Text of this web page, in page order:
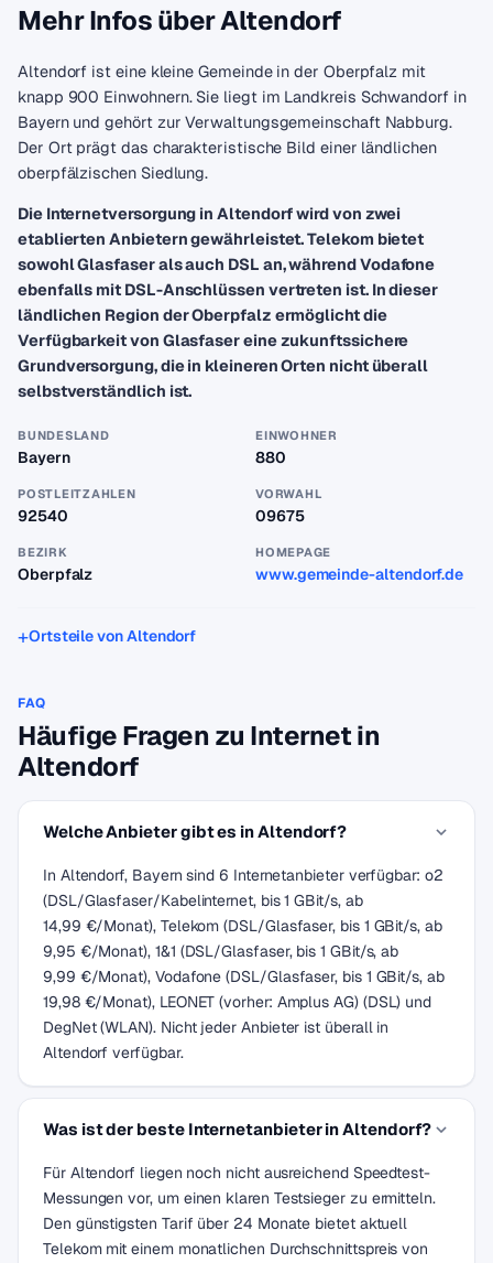
Mehr Infos über Altendorf
Altendorf ist eine kleine Gemeinde in der Oberpfalz mit
knapp 900 Einwohnern. Sie liegt im Landkreis Schwandorf in
Bayern und gehört zur Verwaltungsgemeinschaft Nabburg.
Der Ort prägt das charakteristische Bild einer ländlichen
oberpfälzischen Siedlung.
Die Internetversorgung in Altendorf wird von zwei
etablierten Anbietern gewährleistet. Telekom bietet
sowohl Glasfaser als auch DSL an, während Vodafone
ebenfalls mit DSL-Anschlüssen vertreten ist. In dieser
ländlichen Region der Oberpfalz ermöglicht die
Verfügbarkeit von Glasfaser eine zukunftssichere
Grundversorgung, die in kleineren Orten nicht überall
selbstverständlich ist.
BUNDESLAND
Bayern
EINWOHNER
880
POSTLEITZAHLEN
92540
VORWAHL
09675
BEZIRK
Oberpfalz
HOMEPAGE
www.gemeinde-altendorf.de
Ortsteile von Altendorf
FAQ
Häufige Fragen zu Internet in
Altendorf
Welche Anbieter gibt es in Altendorf?
In Altendorf, Bayern sind 6 Internetanbieter verfügbar: o2
(DSL/Glasfaser/Kabelinternet, bis 1 GBit/s, ab
14,99 €/Monat), Telekom (DSL/Glasfaser, bis 1 GBit/s, ab
9,95 €/Monat), 1&1 (DSL/Glasfaser, bis 1 GBit/s, ab
9,99 €/Monat), Vodafone (DSL/Glasfaser, bis 1 GBit/s, ab
19,98 €/Monat), LEONET (vorher: Amplus AG) (DSL) und
DegNet (WLAN). Nicht jeder Anbieter ist überall in
Altendorf verfügbar.
Was ist der beste Internetanbieter in Altendorf?
Für Altendorf liegen noch nicht ausreichend Speedtest-
Messungen vor, um einen klaren Testsieger zu ermitteln.
Den günstigsten Tarif über 24 Monate bietet aktuell
Telekom mit einem monatlichen Durchschnittspreis von